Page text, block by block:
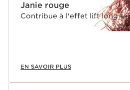
Janie rouge
Contribue à l'effet lift long
EN SAVOIR PLUS